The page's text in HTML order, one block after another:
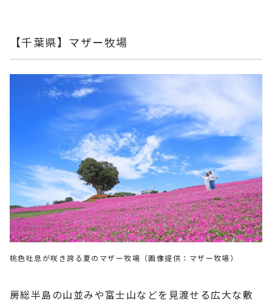
【千葉県】マザー牧場
桃色吐息が咲き誇る夏のマザー牧場（画像提供：マザー牧場）
房総半島の山並みや富士山などを見渡せる広大な敷